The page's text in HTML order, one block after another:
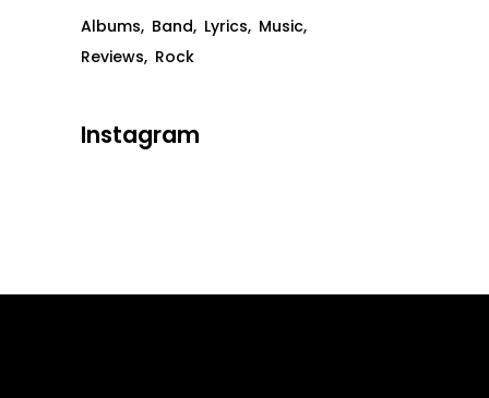
Albums Band Lyrics Music
Reviews Rock
Instagram